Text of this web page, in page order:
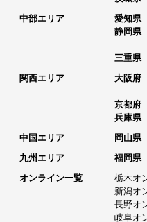
中部エリア
愛知県
静岡県
三重県
関西エリア
大阪府
京都府
兵庫県
中国エリア
岡山県
九州エリア
福岡県
オンライン一覧
栃木オ
新潟オ
長野オ
岐阜オ